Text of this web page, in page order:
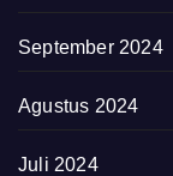
September 2024
Agustus 2024
Juli 2024